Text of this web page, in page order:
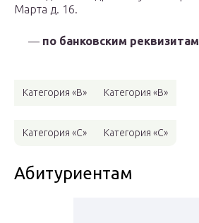
Марта д. 16.
— по банковским реквизитам
Категория «В» Категория «В»
Категория «С» Категория «С»
Абитуриентам